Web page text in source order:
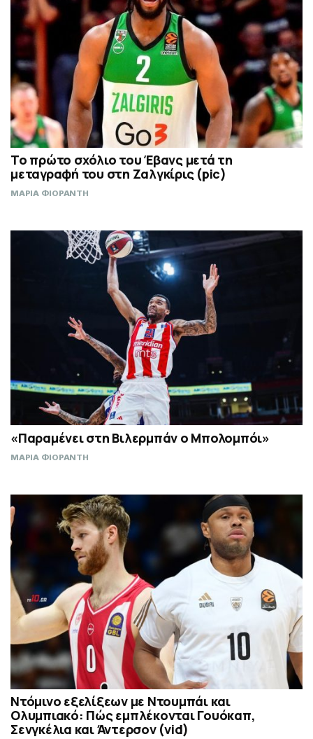
Το πρώτο σχόλιο του Έβανς μετά τη
μεταγραφή του στη Ζαλγκίρις (pic)
ΜΑΡΙΑ ΦΙΟΡΑΝΤΗ
«Παραμένει στη Βιλερμπάν ο Μπολομπόι»
ΜΑΡΙΑ ΦΙΟΡΑΝΤΗ
Ντόμινο εξελίξεων με Ντουμπάι και
Ολυμπιακό: Πώς εμπλέκονται Γουόκαπ,
Σενγκέλια και Άντερσον (vid)